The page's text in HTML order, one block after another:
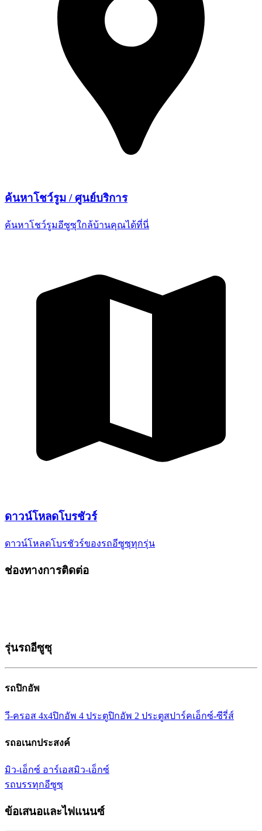
ค้นหาโชว์รูม / ศูนย์บริการ
ค้นหาโชว์รูมอีซูซุใกล้บ้านคุณได้ที่นี่
ดาวน์โหลดโบรชัวร์
ดาวน์โหลดโบรชัวร์ของรถอีซูซุทุกรุ่น
ช่องทางการติดต่อ
รุ่นรถอีซูซุ
รถปิกอัพ
วี-ครอส 4x4ปิกอัพ 4 ประตูปิกอัพ 2 ประตูสปาร์คเอ็กซ์-ซีรี่ส์
รถอเนกประสงค์
มิว-เอ็กซ์ อาร์เอสมิว-เอ็กซ์
รถบรรทุกอีซูซุ
ข้อเสนอและไฟแนนซ์